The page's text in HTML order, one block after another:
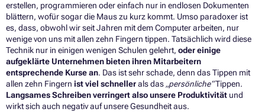
erstellen, programmieren oder einfach nur in endlosen Dokumenten
blättern, wofür sogar die Maus zu kurz kommt. Umso paradoxer ist
es, dass, obwohl wir seit Jahren mit dem Computer arbeiten, nur
wenige von uns mit allen zehn Fingern tippen. Tatsächlich wird diese
Technik nur in einigen wenigen Schulen gelehrt, oder einige
aufgeklärte Unternehmen bieten ihren Mitarbeitern
entsprechende Kurse an. Das ist sehr schade, denn das Tippen mit
allen zehn Fingern ist viel schnellerals das „persönliche“Tippen.
Langsames Schreiben verringert also unsere Produktivität und
wirkt sich auch negativ auf unsere Gesundheit aus.